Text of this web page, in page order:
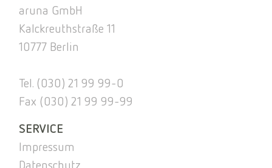
aruna GmbH
Kalckreuthstraße 11
10777 Berlin
Tel. (030) 21 99 99-0
Fax (030) 21 99 99-99
SERVICE
Impressum